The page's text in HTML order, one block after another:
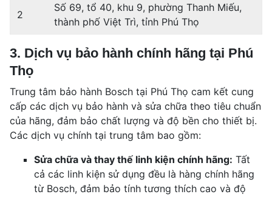
2
Số 69, tổ 40, khu 9, phường Thanh Miếu,
thành phố Việt Trì, tỉnh Phú Thọ
3. Dịch vụ bảo hành chính hãng tại Phú
Thọ
Trung tâm bảo hành Bosch tại Phú Thọ cam kết cung
cấp các dịch vụ bảo hành và sửa chữa theo tiêu chuẩn
của hãng, đảm bảo chất lượng và độ bền cho thiết bị.
Các dịch vụ chính tại trung tâm bao gồm:
Sửa chữa và thay thế linh kiện chính hãng: Tất
cả các linh kiện sử dụng đều là hàng chính hãng
từ Bosch, đảm bảo tính tương thích cao và độ